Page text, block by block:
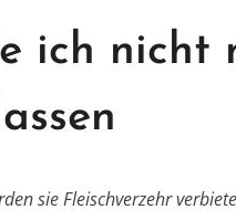
ich nicht
sie Fleischverzehr